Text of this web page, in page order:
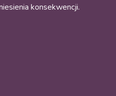
konsekwencji.